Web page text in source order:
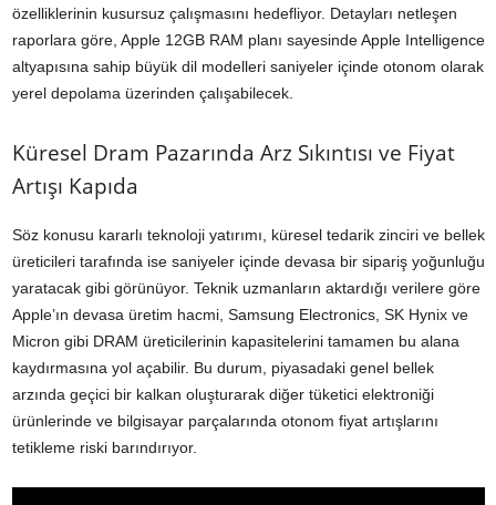
özelliklerinin kusursuz çalışmasını hedefliyor. Detayları netleşen
raporlara göre, Apple 12GB RAM planı sayesinde Apple Intelligence
altyapısına sahip büyük dil modelleri saniyeler içinde otonom olarak
yerel depolama üzerinden çalışabilecek.
Küresel Dram Pazarında Arz Sıkıntısı ve Fiyat
Artışı Kapıda
Söz konusu kararlı teknoloji yatırımı, küresel tedarik zinciri ve bellek
üreticileri tarafında ise saniyeler içinde devasa bir sipariş yoğunluğu
yaratacak gibi görünüyor. Teknik uzmanların aktardığı verilere göre
Apple’ın devasa üretim hacmi, Samsung Electronics, SK Hynix ve
Micron gibi DRAM üreticilerinin kapasitelerini tamamen bu alana
kaydırmasına yol açabilir. Bu durum, piyasadaki genel bellek
arzında geçici bir kalkan oluşturarak diğer tüketici elektroniği
ürünlerinde ve bilgisayar parçalarında otonom fiyat artışlarını
tetikleme riski barındırıyor.